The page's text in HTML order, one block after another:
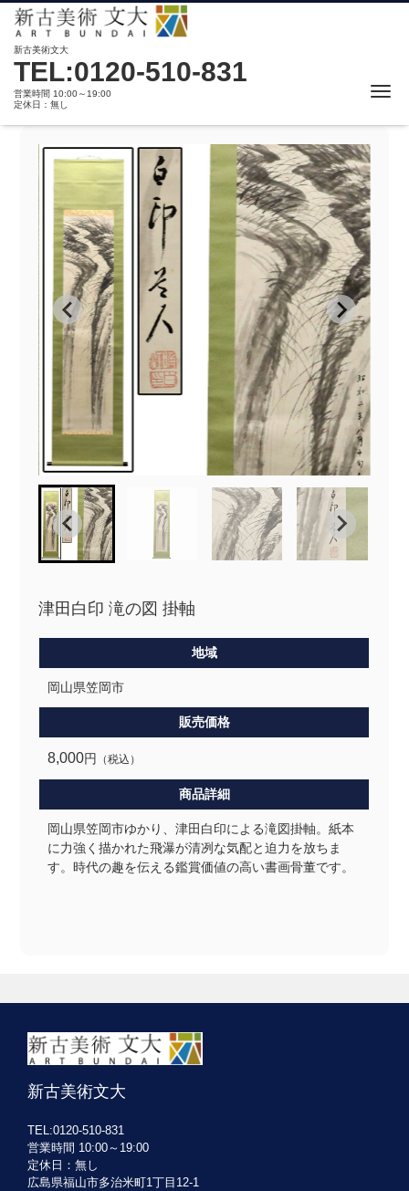
新古美術文大
TEL:0120-510-831
営業時間 10:00～19:00
定休日：無し
津田白印 滝の図 掛軸
地域
岡山県笠岡市
販売価格
8,000円 （税込）
商品詳細
岡山県笠岡市ゆかり、津田白印による滝図掛軸。紙本
に力強く描かれた飛瀑が清冽な気配と迫力を放ちま
す。時代の趣を伝える鑑賞価値の高い書画骨董です。
新古美術文大
TEL:0120-510-831
営業時間 10:00～19:00
定休日：無し
広島県福山市多治米町1丁目12-1